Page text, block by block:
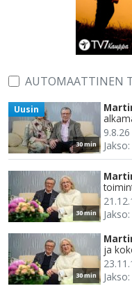
AUTOMAATTINEN
30 min
Uusin
30 min
30 min
ja